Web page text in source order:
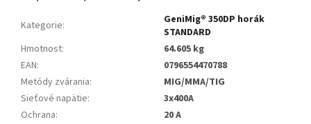
Kategorie:
GeniMig® 350DP horák
STANDARD
Hmotnost:
64.605 kg
EAN:
0796554470788
Metódy zvárania:
MIG/MMA/TIG
Sieťové napätie:
3x400A
Ochrana:
20 A